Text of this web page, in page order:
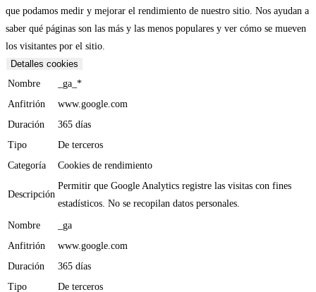
que podamos medir y mejorar el rendimiento de nuestro sitio. Nos ayudan a
saber qué páginas son las más y las menos populares y ver cómo se mueven
los visitantes por el sitio.
Detalles cookies
Nombre
_ga_*
Anfitrión
www.google.com
Duración
365 días
Tipo
De terceros
Categoría
Cookies de rendimiento
Descripción
Permitir que Google Analytics registre las visitas con fines
estadísticos. No se recopilan datos personales.
Nombre
_ga
Anfitrión
www.google.com
Duración
365 días
Tipo
De terceros